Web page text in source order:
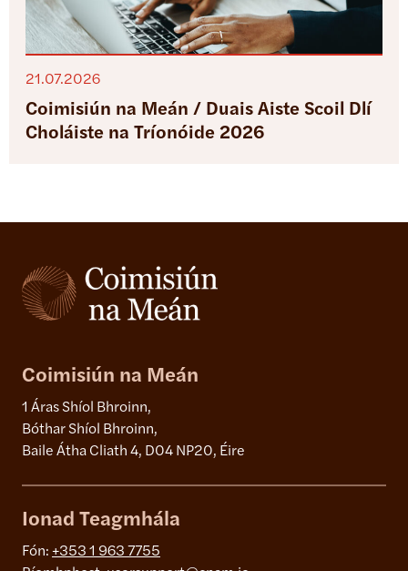
Coimisiún na Meán / Duais Aiste Scoil Dlí
Choláiste na Tríonóide 2026
21.07.2026
Coimisiún na Meán
1 Áras Shíol Bhroinn,
Bóthar Shíol Bhroinn,
Baile Átha Cliath 4, D04 NP20, Éire
Ionad Teagmhála
Fón: +353 1 963 7755